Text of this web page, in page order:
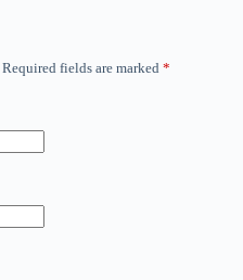
Required fields are marked *